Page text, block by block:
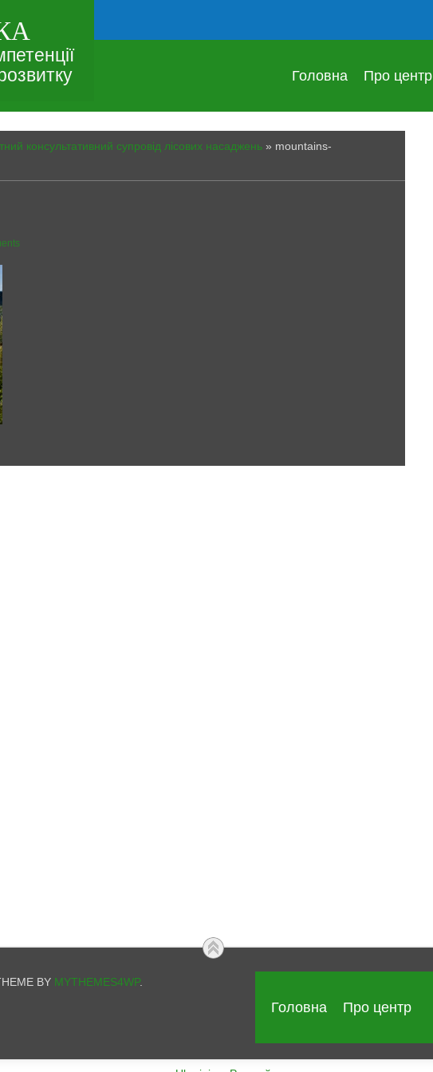
Головна Про центр
консультативний супровід лісових насаджень » mountains-
BY MYTHEMES4WP.
Головна Про центр